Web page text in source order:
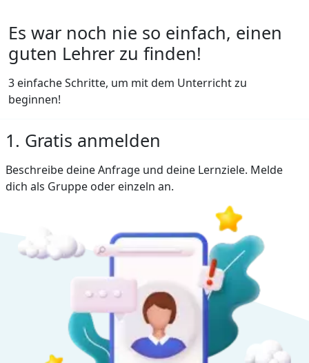
Es war noch nie so einfach, einen
guten Lehrer zu finden!
3 einfache Schritte, um mit dem Unterricht zu
beginnen!
1. Gratis anmelden
Beschreibe deine Anfrage und deine Lernziele. Melde
dich als Gruppe oder einzeln an.